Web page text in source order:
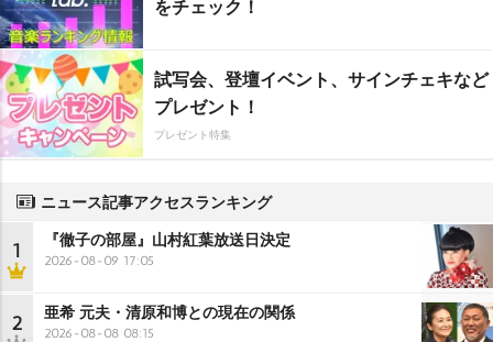
をチェック！
試写会、登壇イベント、サインチェキなど
プレゼント！
プレゼント特集
ニュース記事アクセスランキング
1 『徹子の部屋』山村紅葉放送日決定
2026-08-09 17:05
2 亜希 元夫・清原和博との現在の関係
2026-08-08 08:15